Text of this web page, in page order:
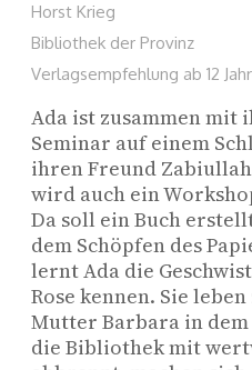
Horst Krieg
Bibliothek der Provinz
Verlagsempfehlung ab 12
Ada ist zusammen
Seminar auf einem
ihren Freund
wird auch ein
Da soll ein Buch
dem Schöpfen des
lernt Ada die
Rose kennen. Sie
Mutter Barbara in dem
die Bibliothek mit